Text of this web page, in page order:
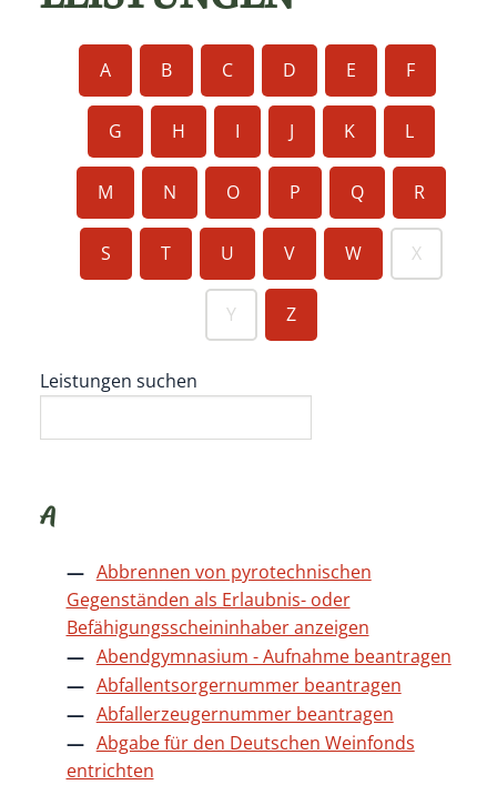
A B C D E F
G H I J K L
M N O P Q R
S T U V W X
Y Z
Leistungen suchen
A
Abbrennen von pyrotechnischen
Gegenständen als Erlaubnis- oder
Befähigungsscheininhaber anzeigen
Abendgymnasium - Aufnahme beantragen
Abfallentsorgernummer beantragen
Abfallerzeugernummer beantragen
Abgabe für den Deutschen Weinfonds
entrichten